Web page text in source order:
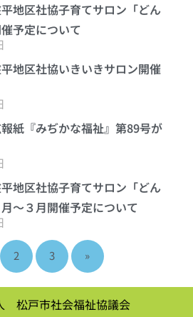
地区社協子育てサロン「どん
予定について
地区社協いきいきサロン開催
紙『みぢかな福祉』第89号が
地区社協子育てサロン「どん
～３月開催予定について
2 3 »
松戸市社会福祉協議会